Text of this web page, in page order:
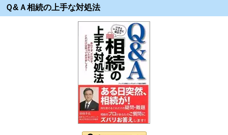
Ｑ&Ａ相続の上手な対処法